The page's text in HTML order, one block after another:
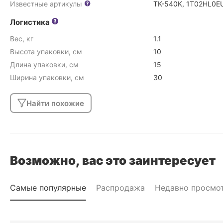
Известные артикулы
TK-540K,
Логистика
Вес, кг
1.1
Высота упаковки, см
10
Длина упаковки, см
15
Ширина упаковки, см
30
Найти похожие
Возможно, вас это заинтересует
Самые популярные Распродажа Недавно